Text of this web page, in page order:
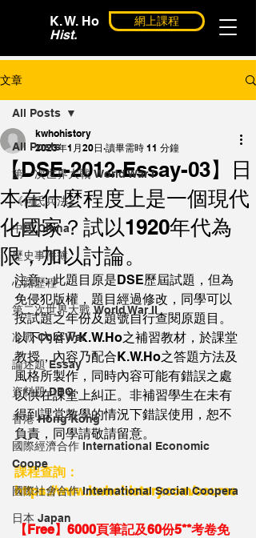
K. W. Ho
Hist.
網上課程
文章
All Posts
第一次世界大戰 World War I
《何氏兵法》
中國 China
歷史事件簿
心路歷程
第二次世界大戰 World War II
冷戰 Cold War
論述題 Essay
資料題 DBQ
香港 Hong Kong
國際經濟合作 International Economic
Coope
國際社會合作 International Social Coopera
日本 Japan
All Posts
【DSE-2012-Essay-03】日
本在什麼程度上是一個現代
化國家？試以1920年代為
限，加以討論。
kwhohistory
2023年1月20日 讀畢需時 11 分鐘
注意：此題目原是DSE歷屆試題，但為
免侵犯版權，題目經過修改，同學可以
按試題之年份及題號自行查閱原題目。
以下內容乃K.W.Ho之補習教材，於課堂
教授，內容乃配合K.W.Ho之答題方法及
風格所製作，同時內容可能有錯誤之處
以供在課堂上糾正。非補習學生在未有
得到課堂教學的情況下錯誤使用，恕不
負責，同學請敬請留意。
課程查詢：
https://www.kwhohistory.com/course
【Free】6000頁筆記及60份5**考卷免